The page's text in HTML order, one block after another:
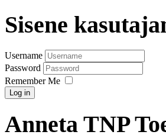
Sisene
Username
Password
Remember Me
Log in
Anneta TNP